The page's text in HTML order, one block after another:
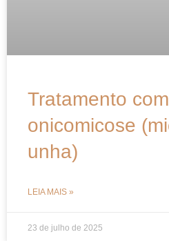
Tratamento
onicomicose
unha)
LEIA MAIS »
23 de julho de 2025